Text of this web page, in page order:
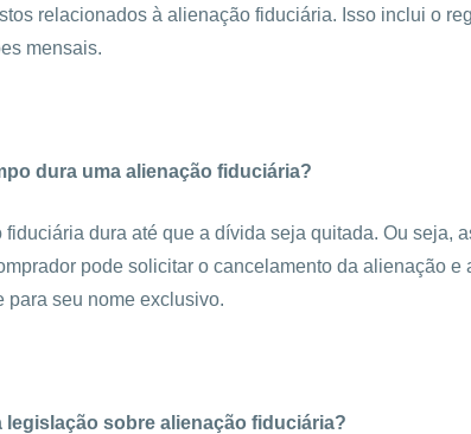
relacionados à alienação fiduciária. Isso inclui o
mensais.
dura uma alienação fiduciária?
fiduciária dura até que a dívida seja quitada. Ou seja,
pode solicitar o cancelamento da alienação e
para seu nome exclusivo.
legislação sobre alienação fiduciária?